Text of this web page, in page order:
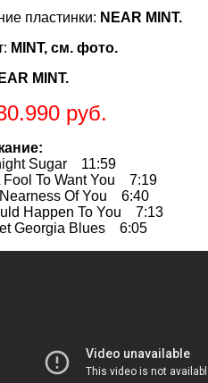
пластинки: NEAR MINT.
MINT, см. фото.
MINT.
руб.
Sugar 11:59
Fool To Want You 7:19
Of You 6:40
Happen To You 7:13
Georgia Blues 6:05